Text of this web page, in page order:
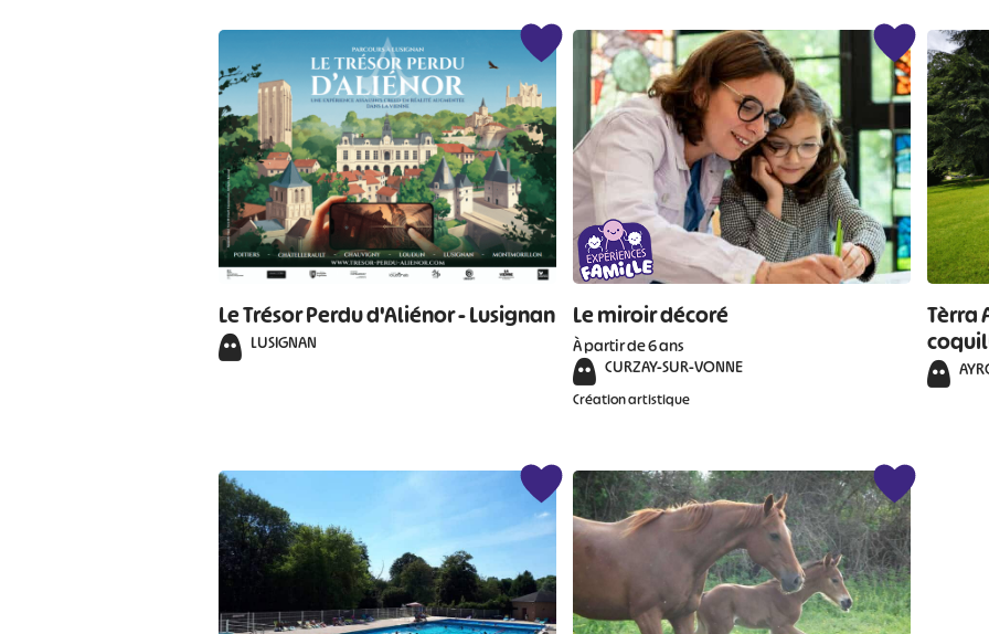
Le Trésor Perdu d'Aliénor - Lusignan
LUSIGNAN
Le miroir décoré
À partir de 6 ans
CURZAY-SUR-VONNE
Création artistique
Tèrra
# # # # #
#
#